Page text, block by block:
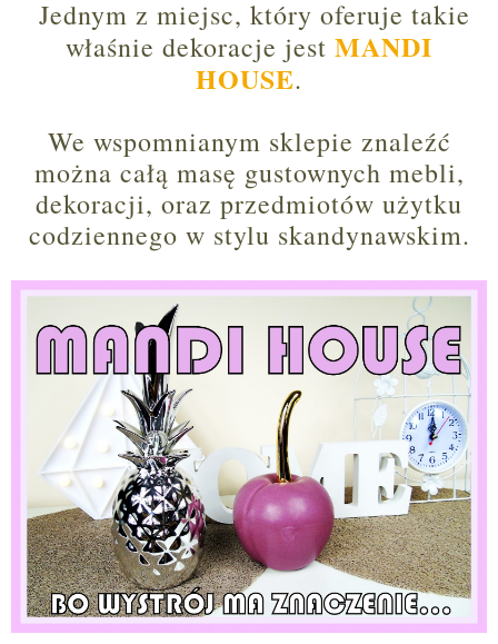
Jednym z miejsc, który oferuje takie
właśnie dekoracje jest MANDI
HOUSE.
We wspomnianym sklepie znaleźć
można całą masę gustownych mebli,
dekoracji, oraz przedmiotów użytku
codziennego w stylu skandynawskim.